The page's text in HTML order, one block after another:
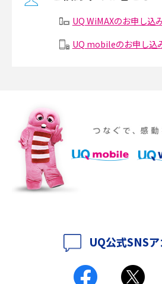
メッシュWi-Fiとは？仕組みやメリット・デメ
ポケット型Wi-Fiをレンタルするメリットとは
徴も紹介
持ち運びできるポケット型Wi-Fiのおススメの
ットも紹介
ポケット型Wi-Fiとは？通信の仕組みやメリッ
工事不要！置くだけWi-Fiの特徴は？メリット
UQ WiMAXのお申し込
UQ mobileのお申し込
UQ公式SNS